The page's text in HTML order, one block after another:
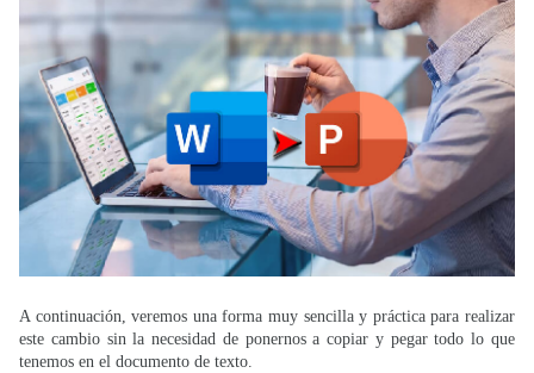
A continuación, veremos una forma muy sencilla y práctica para realizar
este cambio sin la necesidad de ponernos a copiar y pegar todo lo que
tenemos en el documento de texto.